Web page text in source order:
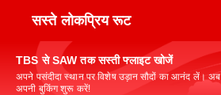
सस्ते लोकप्रिय रूट
TBS से SAW तक सस्ती फ्लाइट खोजें
अपने पसंदीदा स्थान पर विशेष उड़ान सौदों का आनंद लें। अब
अपनी बुकिंग शुरू करें!